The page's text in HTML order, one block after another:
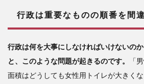
2
文
発達
の中
で女
行政は重要なものの順番を間
行政は何を大事にしなければいけないの
と、このような問題が起きるのです。
「
面積はどうしても女性用トイレが大きく